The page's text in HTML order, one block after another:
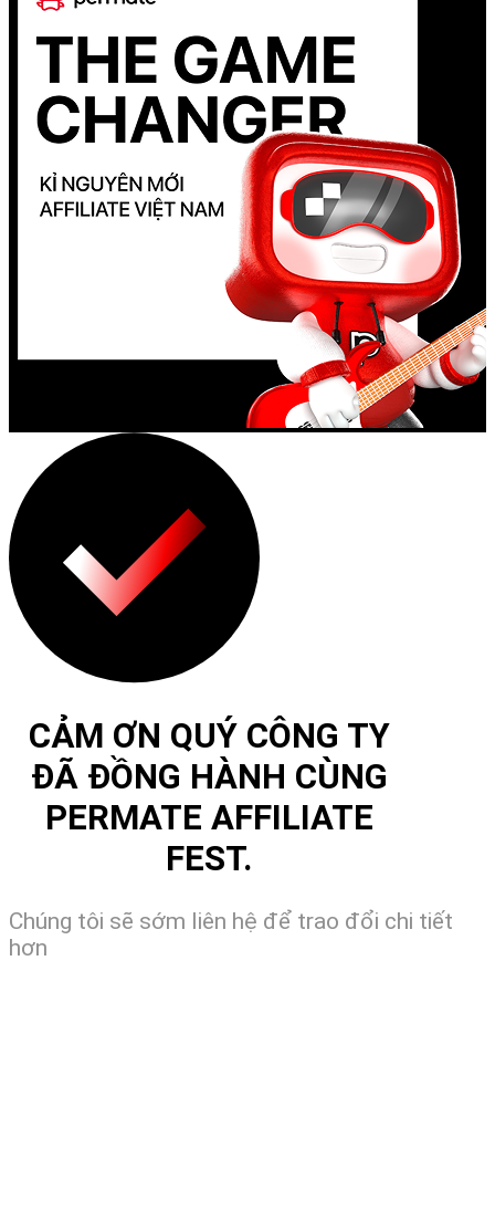
CẢM ƠN QUÝ CÔNG TY
ĐÃ ĐỒNG HÀNH CÙNG
PERMATE AFFILIATE
FEST.
Chúng tôi sẽ sớm liên hệ để trao đổi chi tiết
hơn